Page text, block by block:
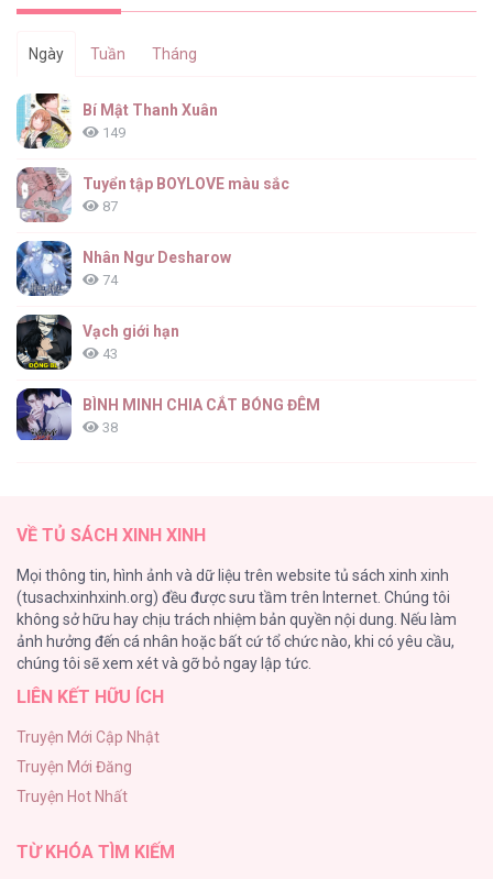
Ngày Tuần Tháng
Bí Mật Thanh Xuân
149
Tuyển tập BOYLOVE màu sắc
87
Nhân Ngư Desharow
74
Vạch giới hạn
43
BÌNH MINH CHIA CẮT BÓNG ĐÊM
38
26
Rổn Nước Lì
26
Tuyển Tập Manhwa Côn Trùng
Phạm Luật
25
VỀ TỦ SÁCH XINH XINH
Mọi thông tin, hình ảnh và dữ liệu trên website tủ sách xinh xinh
(tusachxinhxinh.org) đều được sưu tầm trên Internet. Chúng tôi
không sở hữu hay chịu trách nhiệm bản quyền nội dung. Nếu làm
ảnh hưởng đến cá nhân hoặc bất cứ tổ chức nào, khi có yêu cầu,
chúng tôi sẽ xem xét và gỡ bỏ ngay lập tức.
LIÊN KẾT HỮU ÍCH
Truyện Mới Cập Nhật
Truyện Mới Đăng
Truyện Hot Nhất
TỪ KHÓA TÌM KIẾM